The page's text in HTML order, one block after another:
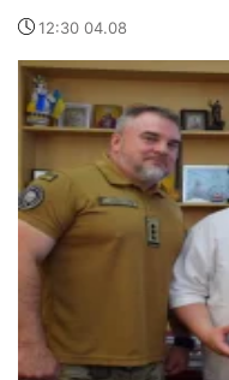
12:30 04.08